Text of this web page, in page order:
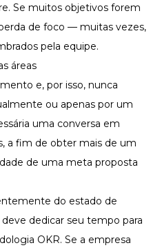
Se muitos objetivos forem
de foco — muitas vezes,
pela equipe.
áreas
e, por isso, nunca
ou apenas por um
uma conversa em
a fim de obter mais de um
de uma meta proposta
do estado de
dedicar seu tempo para
OKR. Se a empresa